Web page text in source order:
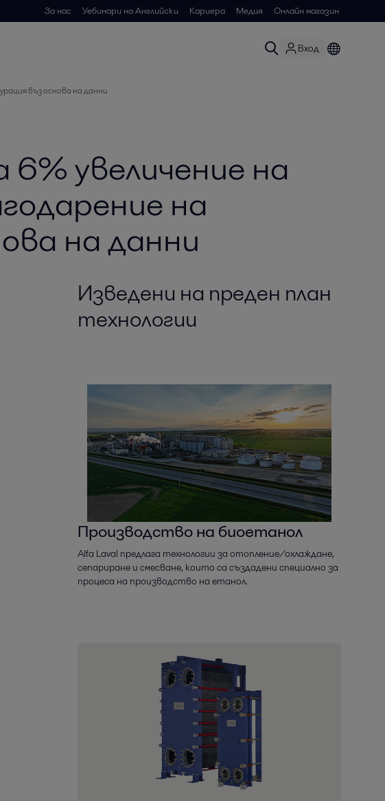
За нас Уебинари на Английски Кариера Медия Онлайн магазин
Вход
въз основа на данни
увеличение на
на
на данни
Изведени на преден план
технологии
Производство на биоетанол
Alfa Laval предлага технологии за отопление/охлаждане,
сепариране и смесване, които са създадени специално за
процеса на производство на етанол.